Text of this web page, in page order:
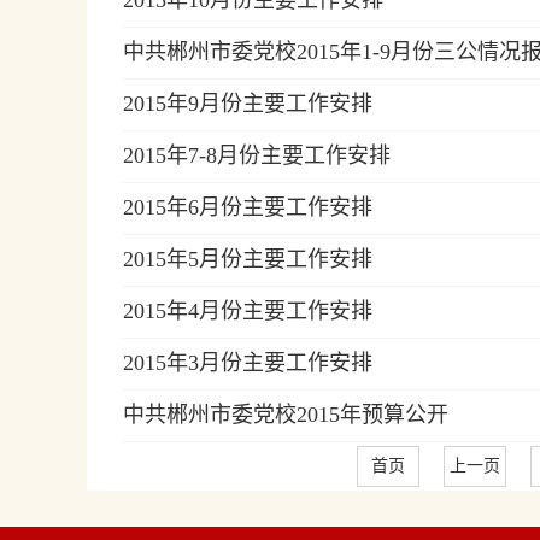
中共郴州市委党校2015年1-9月份三公情况
2015年9月份主要工作安排
2015年7-8月份主要工作安排
2015年6月份主要工作安排
2015年5月份主要工作安排
2015年4月份主要工作安排
2015年3月份主要工作安排
中共郴州市委党校2015年预算公开
首页 上一页